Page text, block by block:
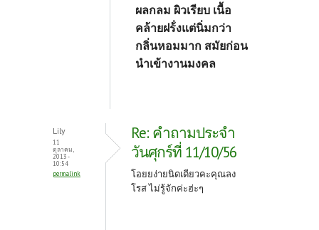
ผลกลม ผิวเรียบ เนื้อ
คล้ายฝร้่งแต่นิ่มกว่า
กลิ่นหอมมาก สมัยก่อน
นำเข้างานมงคล
Lily
11
ตุลาคม,
2013 -
10:54
permalink
Re: คำถามประจำ
วันศุกร์ที่ 11/10/56
โอยยง่ายนิดเดียวคะคุณลง
โรส ไม่รู้จักค่ะฮ่ะๆ